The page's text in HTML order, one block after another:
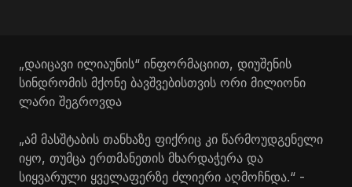
„დაიცავი ილიაუნის“ ინფორმაციით, დიუშენის
სინდრომის მქონე ბავშვებისთვის ორი მილიონი
ლარი შეგროვდა
„ამ მასშტაბის თანხაზე ფიქრიც კი წარმოუდგენელი
იყო, თუმცა ერთმანეთის მხარდაჭერა და
სიყვარული ყველაფერზე ძლიერი აღმოჩნდა.“ -